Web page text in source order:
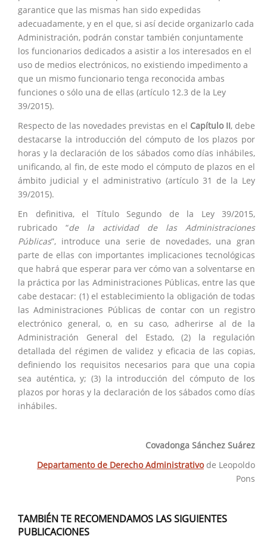
garantice que las mismas han sido expedidas
adecuadamente, y en el que, si así decide organizarlo cada
Administración, podrán constar también conjuntamente
los funcionarios dedicados a asistir a los interesados en el
uso de medios electrónicos, no existiendo impedimento a
que un mismo funcionario tenga reconocida ambas
funciones o sólo una de ellas (artículo 12.3 de la Ley
39/2015).
Respecto de las novedades previstas en el Capítulo II, debe
destacarse la introducción del cómputo de los plazos por
horas y la declaración de los sábados como días inhábiles,
unificando, al fin, de este modo el cómputo de plazos en el
ámbito judicial y el administrativo (artículo 31 de la Ley
39/2015).
En definitiva, el Título Segundo de la Ley 39/2015,
rubricado “de la actividad de las Administraciones
Públicas”, introduce una serie de novedades, una gran
parte de ellas con importantes implicaciones tecnológicas
que habrá que esperar para ver cómo van a solventarse en
la práctica por las Administraciones Públicas, entre las que
cabe destacar: (1) el establecimiento la obligación de todas
las Administraciones Públicas de contar con un registro
electrónico general, o, en su caso, adherirse al de la
Administración General del Estado, (2) la regulación
detallada del régimen de validez y eficacia de las copias,
definiendo los requisitos necesarios para que una copia
sea auténtica, y; (3) la introducción del cómputo de los
plazos por horas y la declaración de los sábados como días
inhábiles.
Covadonga Sánchez Suárez
Departamento de Derecho Administrativode Leopoldo
Pons
TAMBIÉN TE RECOMENDAMOS LAS SIGUIENTES
PUBLICACIONES